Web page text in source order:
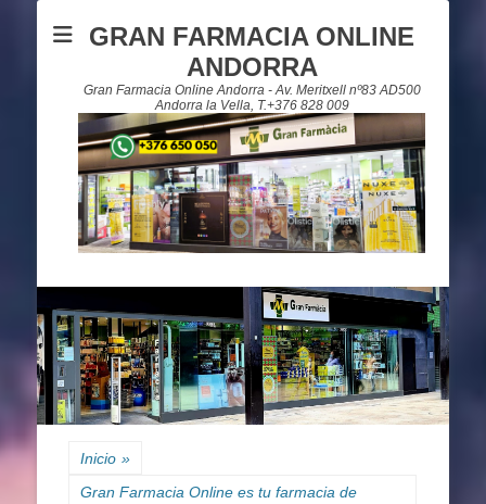
GRAN FARMACIA ONLINE
ANDORRA
Gran Farmacia Online Andorra - Av. Meritxell nº83 AD500
Andorra la Vella, T.+376 828 009
Inicio »
Gran Farmacia Online es tu farmacia de